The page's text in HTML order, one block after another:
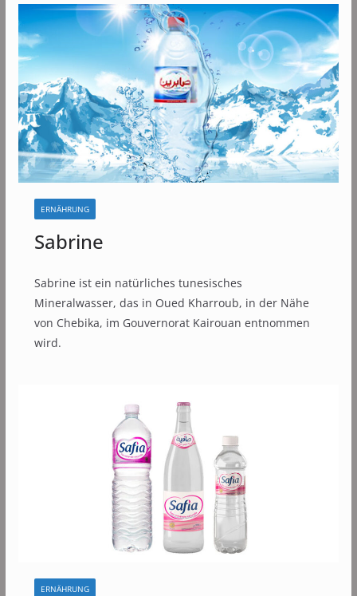
ERNÄHRUNG
Sabrine
Sabrine ist ein natürliches tunesisches
Mineralwasser, das in Oued Kharroub, in der Nähe
von Chebika, im Gouvernorat Kairouan entnommen
wird.
ERNÄHRUNG